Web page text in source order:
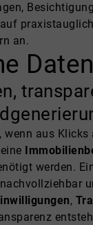
an.
wenn aus Klicks
werden.
,